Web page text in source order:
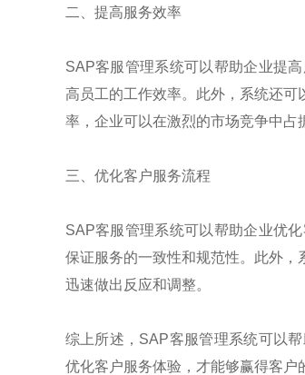
二、提高服务效率
SAP客服管理系统可以帮助企业提
高员工的工作效率。此外，系统还
率，企业可以在激烈的市场竞争中占
三、优化客户服务流程
SAP客服管理系统可以帮助企业优
保证服务的一致性和规范性。此外
迅速做出反应和调整。
综上所述， SAP客服管理系统可以
优化客户服务体验，才能够赢得客户